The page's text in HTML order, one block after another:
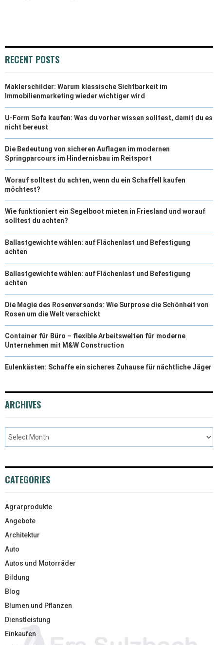
RECENT POSTS
Maklerschilder: Warum klassische Sichtbarkeit im
Immobilienmarketing wieder wichtiger wird
U-Form Sofa kaufen: Was du vorher wissen solltest, damit du es
nicht bereust
Die Bedeutung von sicheren Auflagen im modernen
Springparcours im Hindernisbau im Reitsport
Worauf solltest du achten, wenn du ein Schaffell kaufen
möchtest?
Wie funktioniert ein Segelboot mieten in Friesland und worauf
solltest du achten?
Ballastgewichte wählen: auf Flächenlast und Befestigung
achten
Ballastgewichte wählen: auf Flächenlast und Befestigung
achten
Die Magie des Rosenversands: Wie Surprose die Schönheit von
Rosen um die Welt verschickt
Container für Büro – flexible Arbeitswelten für moderne
Unternehmen mit M&W Construction
Eulenkästen: Schaffe ein sicheres Zuhause für nächtliche Jäger
ARCHIVES
CATEGORIES
Agrarprodukte
Angebote
Architektur
Auto
Autos und Motorräder
Bildung
Blog
Blumen und Pflanzen
Dienstleistung
Einkaufen